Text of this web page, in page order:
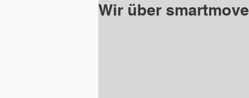
Wir über smartmove